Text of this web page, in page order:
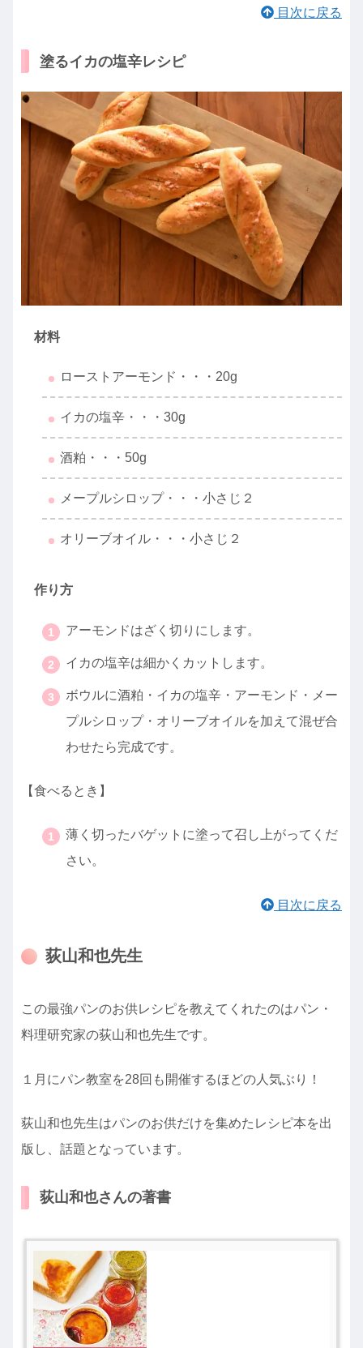
目次に戻る
塗るイカの塩辛レシピ
材料
ローストアーモンド・・・20g
イカの塩辛・・・30g
酒粕・・・50g
メープルシロップ・・・小さじ２
オリーブオイル・・・小さじ２
作り方
アーモンドはざく切りにします。
イカの塩辛は細かくカットします。
ボウルに酒粕・イカの塩辛・アーモンド・メー
プルシロップ・オリーブオイルを加えて混ぜ合
わせたら完成です。
【食べるとき】
薄く切ったバゲットに塗って召し上がってくだ
さい。
目次に戻る
荻山和也先生
この最強パンのお供レシピを教えてくれたのはパン・
料理研究家の荻山和也先生です。
１月にパン教室を28回も開催するほどの人気ぶり！
荻山和也先生はパンのお供だけを集めたレシピ本を出
版し、話題となっています。
荻山和也さんの著書